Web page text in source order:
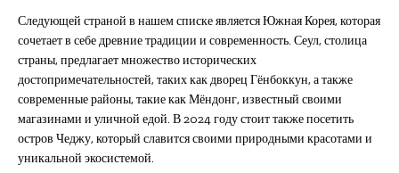
Следующей страной в нашем списке является Южная Корея, которая
сочетает в себе древние традиции и современность. Сеул, столица
страны, предлагает множество исторических
достопримечательностей, таких как дворец Гёнбоккун, а также
современные районы, такие как Мёндонг, известный своими
магазинами и уличной едой. В 2024 году стоит также посетить
остров Чеджу, который славится своими природными красотами и
уникальной экосистемой.